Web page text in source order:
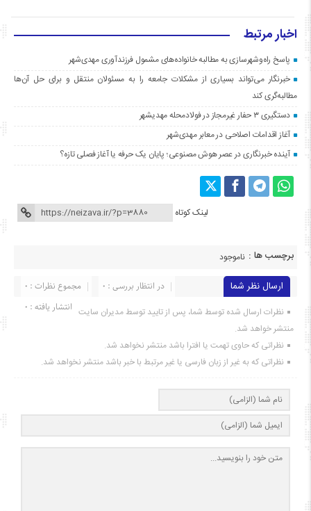
اخبار مرتبط
پاسخ راه‌وشهرسازی به مطالبه خانواده‌های مشمول فرزندآوری مهدی‌شهر
خبرنگار می‌تواند بسیاری از مشکلات جامعه را به مسئولان منتقل و برای حل آن‌ها
مطالبه‌گری کند
دستگیری ۳ حفار غیرمجاز در فولادمحله مهدیشهر
آغاز اقدامات اصلاحی در معابر مهدی‌شهر
آینده خبرنگاری در عصر هوش مصنوعی؛ پایان یک حرفه یا آغاز فصلی تازه؟
لینک کوتاه
برچسب ها : ناموجود
ارسال نظر شما مجموع نظرات : 0
در انتظار بررسی : 0
انتشار یافته : ۰ نظرات ارسال شده توسط شما، پس از تایید توسط مدیران سایت
منتشر خواهد شد.
نظراتی که حاوی تهمت یا افترا باشد منتشر نخواهد شد.
نظراتی که به غیر از زبان فارسی یا غیر مرتبط با خبر باشد منتشر نخواهد شد.